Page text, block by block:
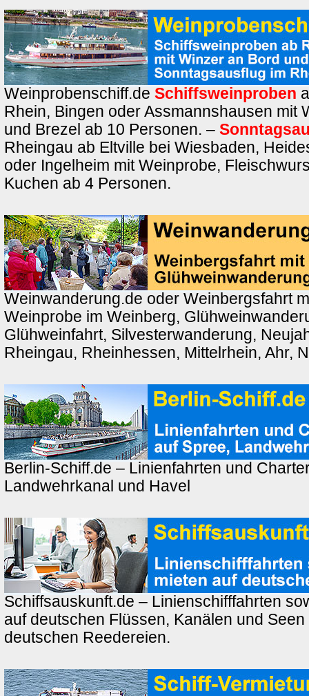
Weinprobenschiff.de Schiffsweinproben
Rhein, Bingen oder Assmannshausen mit
und Brezel ab 10 Personen. –
Rheingau ab Eltville bei Wiesbaden,
oder Ingelheim mit Weinprobe,
Kuchen ab 4 Personen.
Weinwanderung.de oder Weinbergsfahrt
Weinprobe im Weinberg,
Glühweinfahrt, Silvesterwanderung,
Rheingau, Rheinhessen, Mittelrhein, Ahr,
Berlin-Schiff.de – Linienfahrten und
Landwehrkanal und Havel
Schiffsauskunft.de – Linienschifffahrten
auf deutschen Flüssen, Kanälen und
deutschen Reedereien.